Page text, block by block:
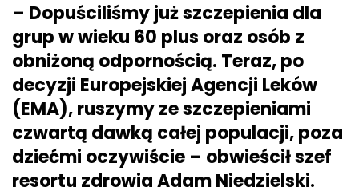
– Dopuściliśmy już szczepienia dla
grup w wieku 60 plus oraz osób z
obniżoną odpornością. Teraz, po
decyzji Europejskiej Agencji Leków
(EMA), ruszymy ze szczepieniami
czwartą dawką całej populacji, poza
dziećmi oczywiście – obwieścił szef
resortu zdrowia Adam Niedzielski.